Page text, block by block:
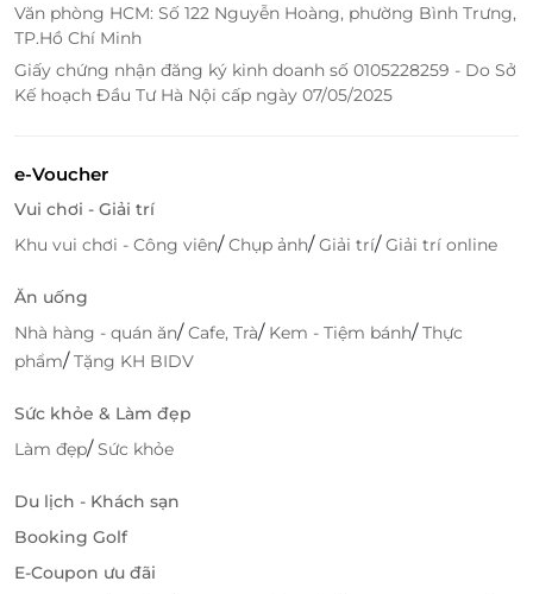
và năng lượng tích cực mỗi ngày.
Karaoke sôi động
kết cùng người thân, bạn bè.
Spa & Massage chuyên nghiệp– xua tan mệt
biển– dễ dàng di chuyển, khám phá.
Văn phòng HCM: Số 122 Nguyễn Hoàng, phường Bình Trưng,
TP.Hồ Chí Minh
Giấy chứng nhận đăng ký kinh doanh số 0105228259 - Do Sở
Kế hoạch Đầu Tư Hà Nội cấp ngày 07/05/2025
e-Voucher
Vui chơi - Giải trí
Khu vui chơi - Công viên/Chụp ảnh/Giải trí/Giải trí online
Ăn uống
Nhà hàng - quán ăn/Cafe, Trà/ Kem - Tiệm bánh/Thực
phẩm/Tặng KH BIDV
Sức khỏe & Làm đẹp
Làm đẹp/Sức khỏe
Du lịch - Khách sạn
Booking Golf
E-Coupon ưu đãi